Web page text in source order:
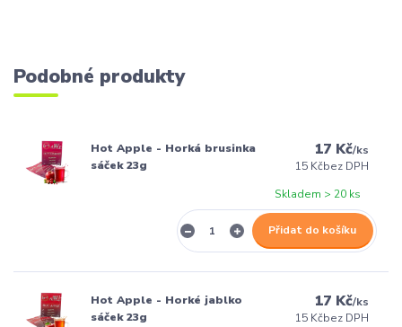
Podobné produkty
Hot Apple - Horká brusinka
sáček 23g
17 Kč/ks
15 Kčbez DPH
Skladem > 20 ks
Přidat do košíku
Hot Apple - Horké jablko
sáček 23g
17 Kč/ks
15 Kčbez DPH